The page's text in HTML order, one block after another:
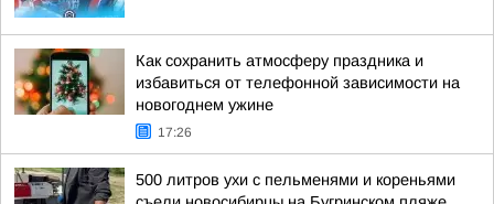
Как сохранить атмосферу праздника и
избавиться от телефонной зависимости на
новогоднем ужине
17:26
500 литров ухи с пельменями и кореньями